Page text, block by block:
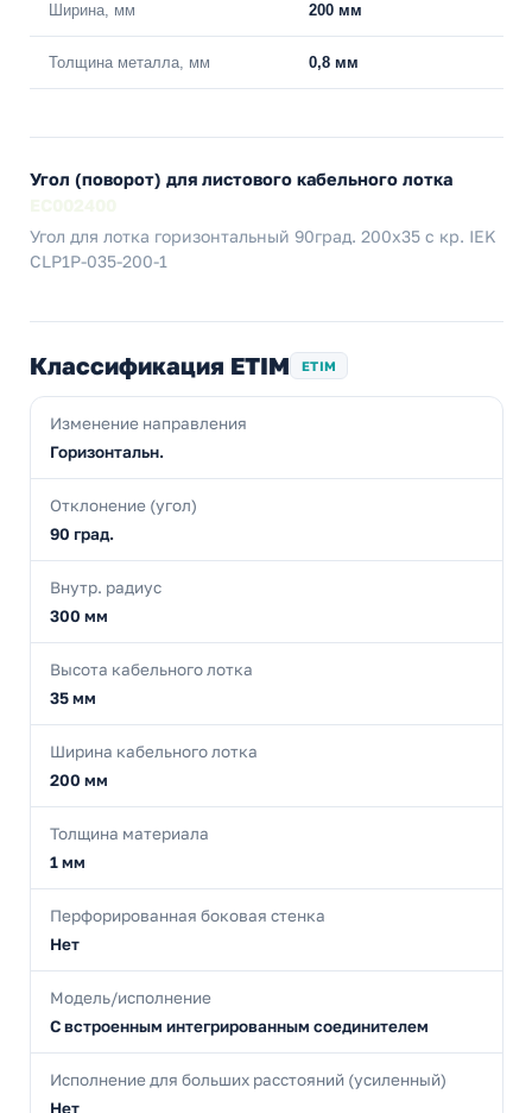
Ширина, мм 200 мм
Толщина металла, мм 0,8 мм
Угол (поворот) для листового кабельного лотка
Угол для лотка горизонтальный 90град. 200х35 с кр. IEK
CLP1P-035-200-1
Классификация ETIM ETIM
Изменение направления
Горизонтальн.
Отклонение (угол)
90 град.
Внутр. радиус
300 мм
Высота кабельного лотка
35 мм
Ширина кабельного лотка
200 мм
Толщина материала
1 мм
Перфорированная боковая стенка
Нет
Модель/исполнение
С встроенным интегрированным соединителем
Исполнение для больших расстояний (усиленный)
Нет